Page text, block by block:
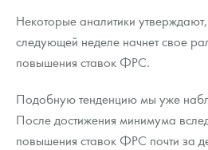
Гарри Поттер
Год Лошади
Флот: ледоколы и корабли
Жетоны "Необыкновенные обитатели
Условия возврата
Монеты
Политика конфиденциальности
Политика использования Cookies
Письмо директору
Пресс-служба
Некоторые аналитики
следующей неделе начнет свое
повышения ставок ФРС.
Подобную тенденцию мы уже
После достижения минимума
повышения ставок ФРС почти за